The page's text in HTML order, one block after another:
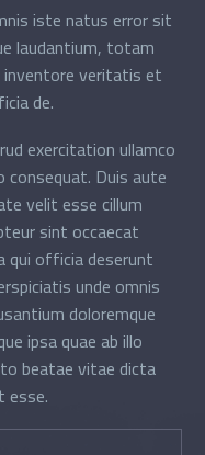
iste natus error sit
laudantium, totam
inventore veritatis et
de.
exercitation ullamco
consequat. Duis aute
velit esse cillum
sint occaecat
qui officia deserunt
unde omnis
doloremque
ipsa quae ab illo
beatae vitae dicta
esse.